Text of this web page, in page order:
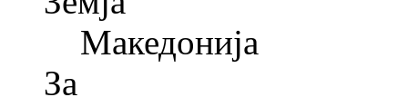
Македонија
За